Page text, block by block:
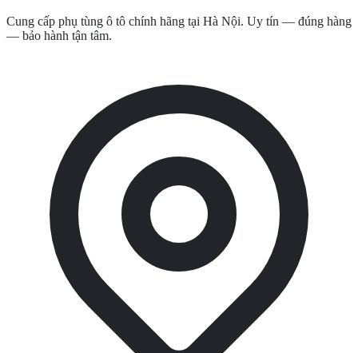
Cung cấp phụ tùng ô tô chính hãng tại Hà Nội. Uy tín — đúng hàng
— bảo hành tận tâm.